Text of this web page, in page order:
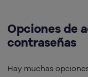
Opciones de
contraseñas
Hay muchas